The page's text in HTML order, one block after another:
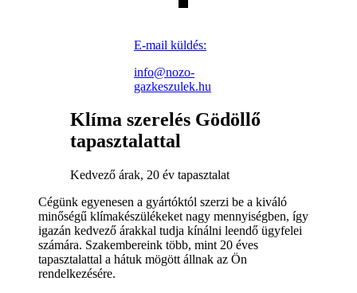
E-mail küldés:
info@nozo-
gazkeszulek.hu
Klíma szerelés Gödöllő
tapasztalattal
Kedvező árak, 20 év tapasztalat
Cégünk egyenesen a gyártóktól szerzi be a kiváló
minőségű klímakészülékeket nagy mennyiségben, így
igazán kedvező árakkal tudja kínálni leendő ügyfelei
számára. Szakembereink több, mint 20 éves
tapasztalattal a hátuk mögött állnak az Ön
rendelkezésére.